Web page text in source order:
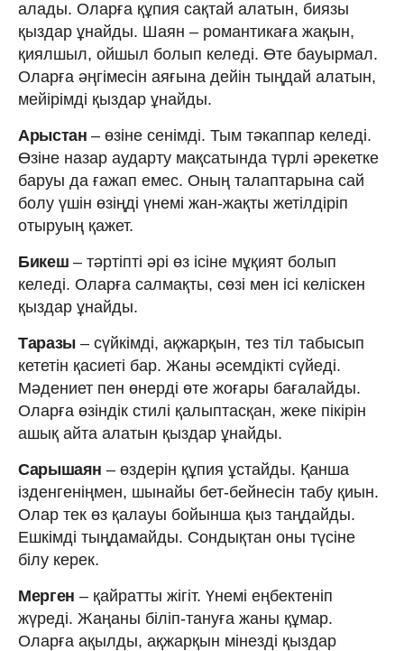
алады. Оларға құпия сақтай алатын, биязы
қыздар ұнайды. Шаян – романтикаға жақын,
қиялшыл, ойшыл болып келеді. Өте бауырмал.
Оларға әңгімесін аяғына дейін тыңдай алатын,
мейірімді қыздар ұнайды.
Арыстан – өзіне сенімді. Тым тәкаппар келеді.
Өзіне назар аударту мақсатында түрлі әрекетке
баруы да ғажап емес. Оның талаптарына сай
болу үшін өзіңді үнемі жан-жақты жетілдіріп
отыруың қажет.
Бикеш – тәртіпті әрі өз ісіне мұқият болып
келеді. Оларға салмақты, сөзі мен ісі келіскен
қыздар ұнайды.
Таразы– сүйкімді, ақжарқын, тез тіл табысып
кететін қасиеті бар. Жаны әсемдікті сүйеді.
Мәдениет пен өнерді өте жоғары бағалайды.
Оларға өзіндік стилі қалыптасқан, жеке пікірін
ашық айта алатын қыздар ұнайды.
Сарышаян – өздерін құпия ұстайды. Қанша
ізденгеніңмен, шынайы бет-бейнесін табу қиын.
Олар тек өз қалауы бойынша қыз таңдайды.
Ешкімді тыңдамайды. Сондықтан оны түсіне
білу керек.
Мерген – қайратты жігіт. Үнемі еңбектеніп
жүреді. Жаңаны біліп-тануға жаны құмар.
Оларға ақылды, ақжарқын мінезді қыздар